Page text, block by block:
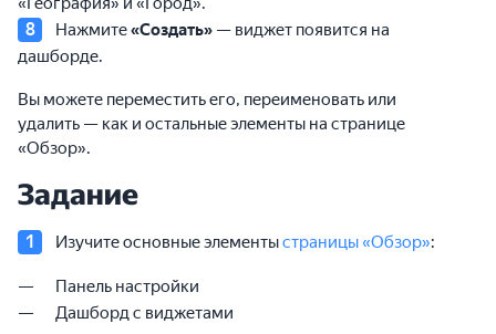
Нажмите«Создать» — виджет появится на
дашборде.
Вы можете переместить его, переименовать или
удалить — как и остальные элементы на странице
«Обзор».
Задание
Изучите основные элементыстраницы «Обзор»:
Панель настройки
Дашборд с виджетами